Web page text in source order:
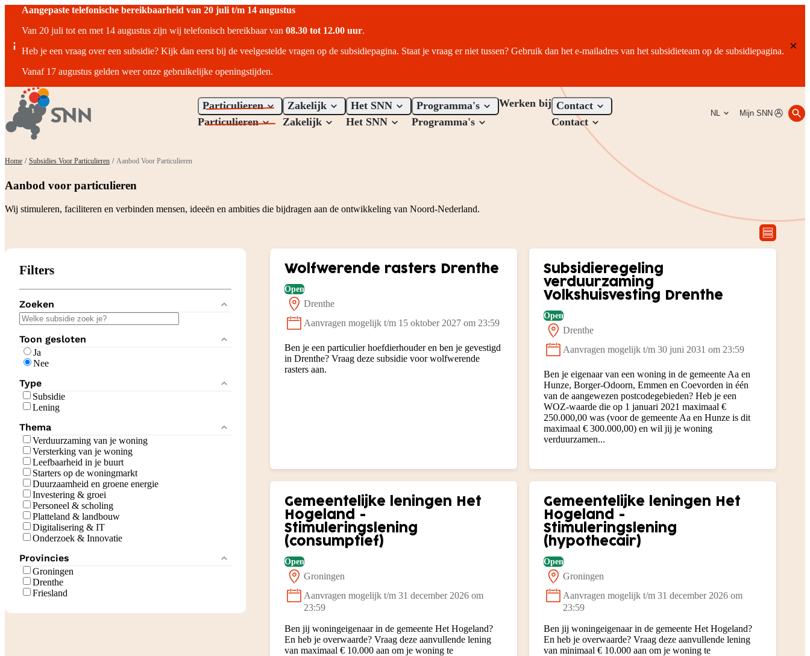
Aangepaste telefonische bereikbaarheid van 20 juli t/m 14 augustus
Van 20 juli tot en met 14 augustus zijn wij telefonisch bereikbaar van 08.30 tot 12.00 uur.
Heb je een vraag over een subsidie? Kijk dan eerst bij de veelgestelde vragen op de subsidiepagina. Staat je vraag er niet tussen? Gebruik dan het e-mailadres van het subsidieteam op de subsidiepagina.
Vanaf 17 augustus gelden weer onze gebruikelijke openingstijden.
Particulieren
Particulieren
Zakelijk
Zakelijk
Het SNN
Het SNN
Programma's
Programma's
Werken bij Contact
Contact
NL Mijn SNN
Home / Subsidies Voor Particulieren / Aanbod Voor Particulieren
Aanbod voor particulieren
Wij stimuleren, faciliteren en verbinden mensen, ideeën en ambities die bijdragen aan de ontwikkeling van Noord-Nederland.
Filters
Zoeken
Toon gesloten
Ja
Nee
Type
Subsidie
Lening
Thema
Verduurzaming van je woning
Versterking van je woning
Leefbaarheid in je buurt
Starters op de woningmarkt
Duurzaamheid en groene energie
Investering & groei
Personeel & scholing
Platteland & landbouw
Digitalisering & IT
Onderzoek & Innovatie
Provincies
Groningen
Drenthe
Friesland
Particuliere subsidies overzicht
Wolfwerende rasters Drenthe
Open
Locatie:
Drenthe
Status:
Aanvragen mogelijk t/m 15 oktober 2027 om 23:59
Ben je een particulier hoefdierhouder en ben je gevestigd
in Drenthe? Vraag deze subsidie voor wolfwerende
rasters aan.
Subsidieregeling
verduurzaming
Volkshuisvesting Drenthe
Open
Locatie:
Drenthe
Status:
Aanvragen mogelijk t/m 30 juni 2031 om 23:59
Ben je eigenaar van een woning in de gemeente Aa en
Hunze, Borger-Odoorn, Emmen en Coevorden in één
van de aangewezen postcodegebieden? Heb je een
WOZ-waarde die op 1 januari 2021 maximaal €
250.000,00 was (voor de gemeente Aa en Hunze is dit
maximaal € 300.000,00) en wil jij je woning
verduurzamen...
Gemeentelijke leningen Het
Hogeland -
Stimuleringslening
(consumptief)
Open
Locatie:
Groningen
Status:
Aanvragen mogelijk t/m 31 december 2026 om
23:59
Ben jij woningeigenaar in de gemeente Het Hogeland?
En heb je overwaarde? Vraag deze aanvullende lening
van maximaal € 10.000 aan om je woning te
Gemeentelijke leningen Het
Hogeland -
Stimuleringslening
(hypothecair)
Open
Locatie:
Groningen
Status:
Aanvragen mogelijk t/m 31 december 2026 om
23:59
Ben jij woningeigenaar in de gemeente Het Hogeland?
En heb je overwaarde? Vraag deze aanvullende lening
van minimaal € 10.000 aan om je woning te